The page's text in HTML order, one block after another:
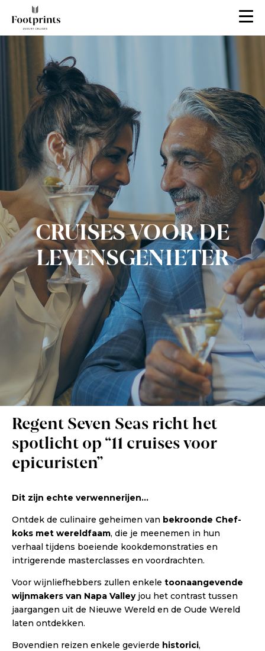
CRUISES VOOR DE
LEVENSGENIETER
Regent Seven Seas richt het
spotlicht op “11 cruises voor
epicuristen”
Dit zijn echte verwennerijen…
Ontdek de culinaire geheimen van bekroonde Chef-
koks met wereldfaam, die je meenemen in hun
verhaal tijdens boeiende kookdemonstraties en
intrigerende masterclasses en voordrachten.
Voor wijnliefhebbers zullen enkele toonaangevende
wijnmakers van Napa Valleyjou het contrast tussen
jaargangen uit de Nieuwe Wereld en de Oude Wereld
laten ontdekken.
Bovendien reizen enkele gevierde historici,